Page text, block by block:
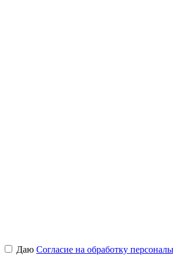
Даю Согласие на обработку